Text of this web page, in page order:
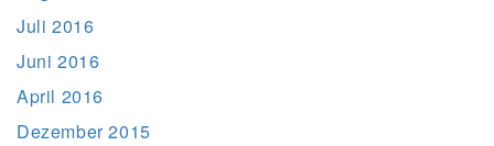
Juli 2016
Juni 2016
April 2016
Dezember 2015